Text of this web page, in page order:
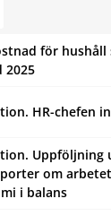
för hushåll
2025
HR-chefen
Uppföljning
om
i balans